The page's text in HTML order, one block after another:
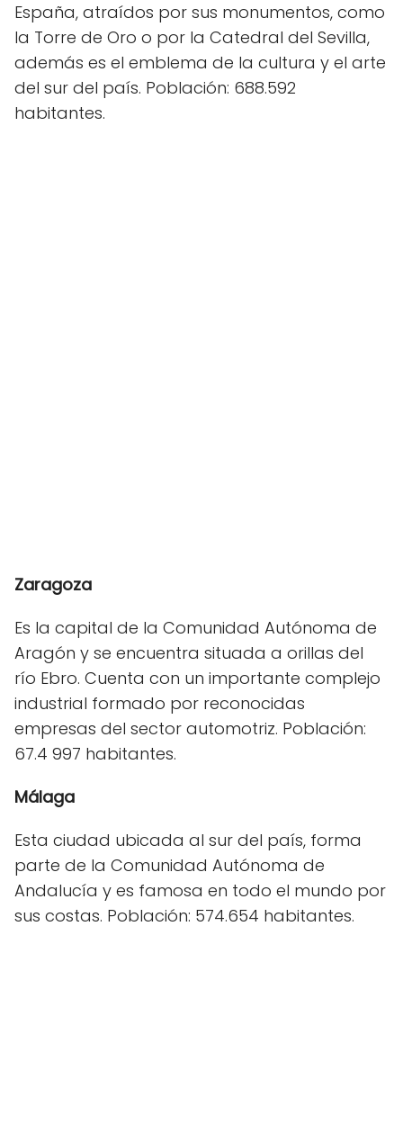
España, atraídos por sus monumentos, como
la Torre de Oro o por la Catedral del Sevilla,
además es el emblema de la cultura y el arte
del sur del país. Población: 688.592
habitantes.
Zaragoza
Es la capital de la Comunidad Autónoma de
Aragón y se encuentra situada a orillas del
río Ebro. Cuenta con un importante complejo
industrial formado por reconocidas
empresas del sector automotriz. Población:
67.4 997 habitantes.
Málaga
Esta ciudad ubicada al sur del país, forma
parte de la Comunidad Autónoma de
Andalucía y es famosa en todo el mundo por
sus costas. Población: 574.654 habitantes.